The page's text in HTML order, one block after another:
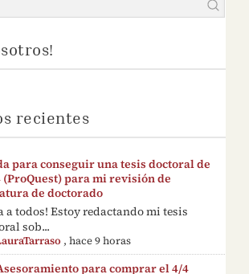
recientes
para conseguir una tesis doctoral de
(ProQuest) para mi revisión de
de doctorado
a todos! Estoy redactando mi tesis
sob...
,hace 9 horas
para comprar el 4/4